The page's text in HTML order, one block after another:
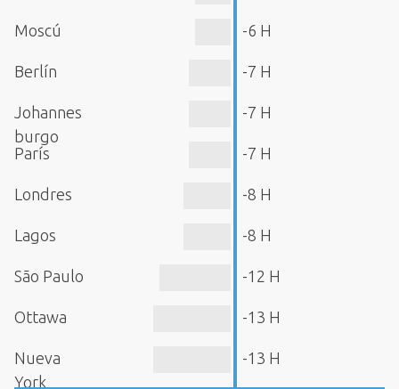
Moscú -6 H
Berlín -7 H
Johannes
burgo
-7 H
París -7 H
Londres -8 H
Lagos -8 H
São Paulo -12 H
Ottawa -13 H
Nueva
York
-13 H